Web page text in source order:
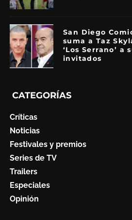
San Diego
suma a Taz
‘Los Serrano’ a
invitados
CATEGORÍAS
Críticas
Noticias
Festivales y premios
Series de TV
Trailers
Especiales
Opinión